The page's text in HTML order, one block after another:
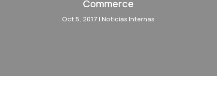
Commerce
Oct 5, 2017 | Noticias Internas